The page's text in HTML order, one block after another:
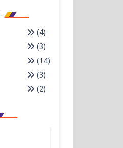
(4)
(3)
(14)
(3)
(2)